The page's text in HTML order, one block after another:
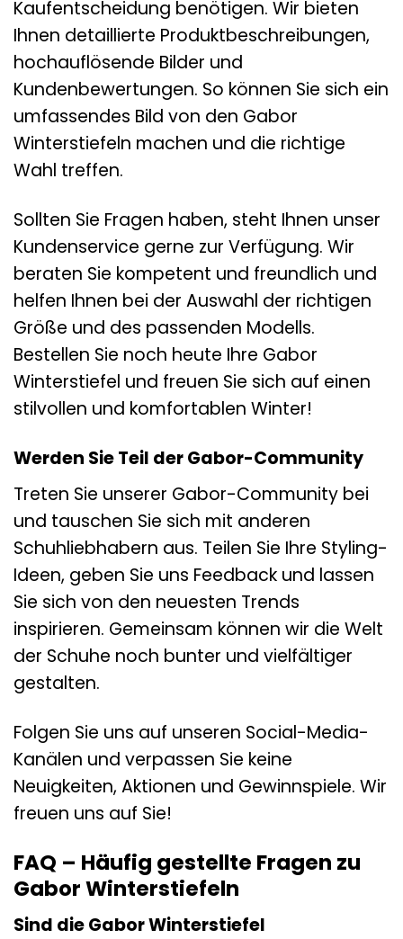
Kaufentscheidung benötigen. Wir bieten
Ihnen detaillierte Produktbeschreibungen,
hochauflösende Bilder und
Kundenbewertungen. So können Sie sich ein
umfassendes Bild von den Gabor
Winterstiefeln machen und die richtige
Wahl treffen.
Sollten Sie Fragen haben, steht Ihnen unser
Kundenservice gerne zur Verfügung. Wir
beraten Sie kompetent und freundlich und
helfen Ihnen bei der Auswahl der richtigen
Größe und des passenden Modells.
Bestellen Sie noch heute Ihre Gabor
Winterstiefel und freuen Sie sich auf einen
stilvollen und komfortablen Winter!
Werden Sie Teil der Gabor-Community
Treten Sie unserer Gabor-Community bei
und tauschen Sie sich mit anderen
Schuhliebhabern aus. Teilen Sie Ihre Styling-
Ideen, geben Sie uns Feedback und lassen
Sie sich von den neuesten Trends
inspirieren. Gemeinsam können wir die Welt
der Schuhe noch bunter und vielfältiger
gestalten.
Folgen Sie uns auf unseren Social-Media-
Kanälen und verpassen Sie keine
Neuigkeiten, Aktionen und Gewinnspiele. Wir
freuen uns auf Sie!
FAQ – Häufig gestellte Fragen zu
Gabor Winterstiefeln
Sind die Gabor Winterstiefel